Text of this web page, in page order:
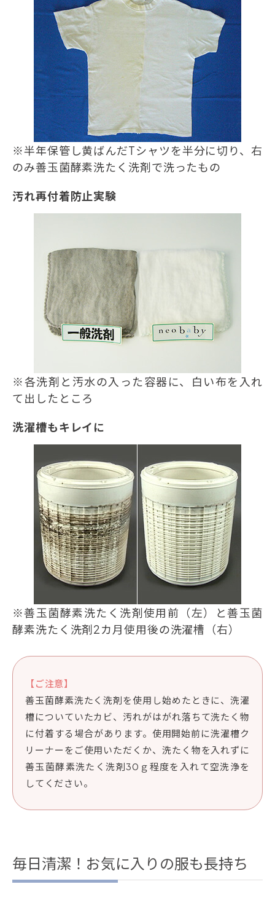
※半年保管し黄ばんだTシャツを半分に切り、右
のみ善玉菌酵素洗たく洗剤で洗ったもの
汚れ再付着防止実験
※各洗剤と汚水の入った容器に、白い布を入れ
て出したところ
洗濯槽もキレイに
※善玉菌酵素洗たく洗剤使用前（左）と善玉菌
酵素洗たく洗剤2カ月使用後の洗濯槽（右）
【ご注意】
善玉菌酵素洗たく洗剤を使用し始めたときに、洗濯
槽についていたカビ、汚れがはがれ落ちて洗たく物
に付着する場合があります。使用開始前に洗濯槽ク
リーナーをご使用いただくか、洗たく物を入れずに
善玉菌酵素洗たく洗剤30ｇ程度を入れて空洗浄を
してください。
毎日清潔！お気に入りの服も長持ち